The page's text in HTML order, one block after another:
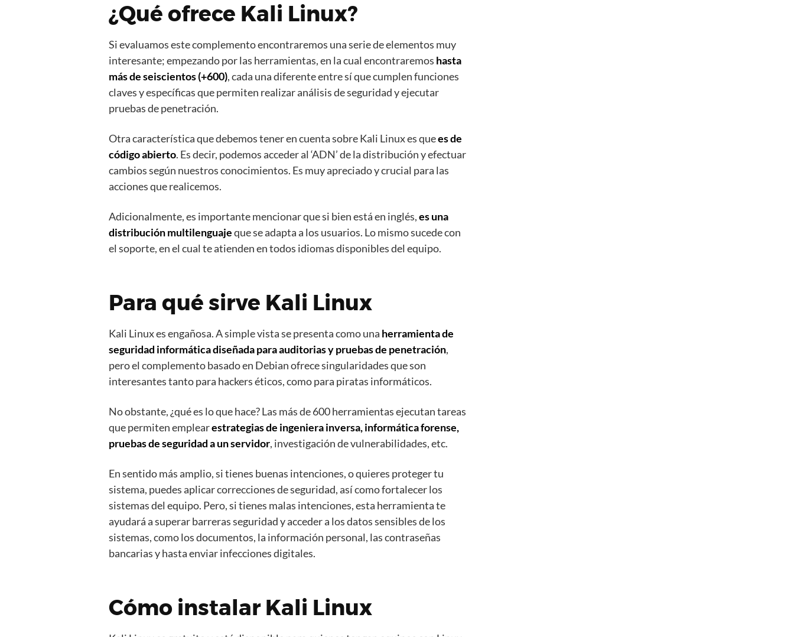
¿Qué ofrece Kali Linux?
Si evaluamos este complemento encontraremos una serie de elementos muy
interesante; empezando por las herramientas, en la cual encontraremos hasta
más de seiscientos (+600), cada una diferente entre sí que cumplen funciones
claves y específicas que permiten realizar análisis de seguridad y ejecutar
pruebas de penetración.
Otra característica que debemos tener en cuenta sobre Kali Linux es quees de
código abierto. Es decir, podemos acceder al ‘ADN’ de la distribución y efectuar
cambios según nuestros conocimientos. Es muy apreciado y crucial para las
acciones que realicemos.
Adicionalmente, es importante mencionar que si bien está en inglés,es una
distribución multilenguajeque se adapta a los usuarios. Lo mismo sucede con
el soporte, en el cual te atienden en todos idiomas disponibles del equipo.
Para qué sirve Kali Linux
Kali Linux es engañosa. A simple vista se presenta como una herramienta de
seguridad informática diseñada para auditorias y pruebas de penetración,
pero el complemento basado en Debian ofrece singularidades que son
interesantes tanto para hackers éticos, como para piratas informáticos.
No obstante, ¿qué es lo que hace? Las más de 600 herramientas ejecutan tareas
que permiten emplearestrategias de ingeniera inversa, informática forense,
pruebas de seguridad a un servidor, investigación de vulnerabilidades, etc.
En sentido más amplio, si tienes buenas intenciones, o quieres proteger tu
sistema, puedes aplicar correcciones de seguridad, así como fortalecer los
sistemas del equipo. Pero, si tienes malas intenciones, esta herramienta te
ayudará a superar barreras seguridad y acceder a los datos sensibles de los
sistemas, como los documentos, la información personal, las contraseñas
bancarias y hasta enviar infecciones digitales.
Cómo instalar Kali Linux